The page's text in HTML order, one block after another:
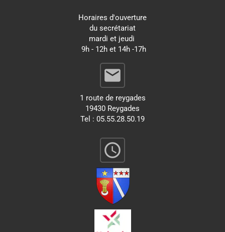
Horaires d'ouverture
du secrétariat
mardi et jeudi
9h - 12h et 14h -17h
email
1 route de reygades
19430 Reygades
Tel : 05.55.28.50.19
query_builder